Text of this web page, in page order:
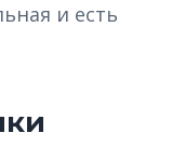
и есть